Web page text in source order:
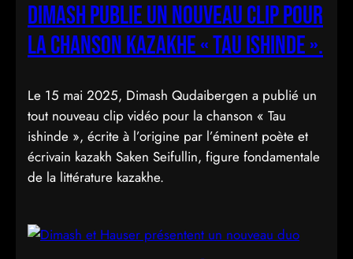
Dimash publie un nouveau clip pour
la chanson kazakhe « Tau ishinde ».
Le 15 mai 2025, Dimash Qudaibergen a publié un
tout nouveau clip vidéo pour la chanson « Tau
ishinde », écrite à l’origine par l’éminent poète et
écrivain kazakh Saken Seifullin, figure fondamentale
de la littérature kazakhe.